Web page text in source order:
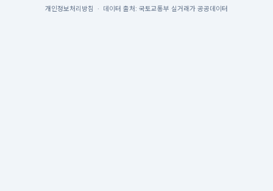
개인정보처리방침
· 데이터 출처: 국토교통부 실거래가 공공데이터